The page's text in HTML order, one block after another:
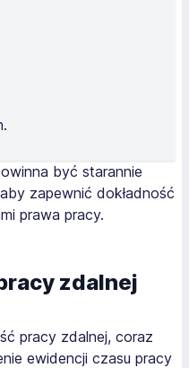
być starannie
zapewnić dokładność
prawa pracy.
zdalnej
pracy zdalnej, coraz
ewidencji czasu pracy